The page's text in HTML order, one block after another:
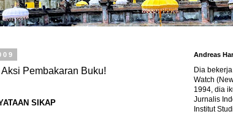
Pembakaran Buku!
SIKAP
Andreas
Dia
Watch
1994, dia
Jurnalis
Institut